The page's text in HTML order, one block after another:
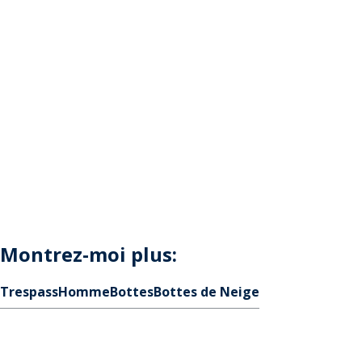
Montrez-moi plus:
TrespassHommeBottesBottes de Neige